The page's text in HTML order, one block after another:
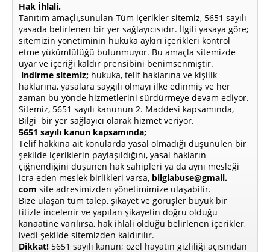
Hak İhlali.
Tanıtım amaçlı,sunulan Tüm içerikler sitemiz, 5651 sayılı
yasada belirlenen bir yer sağlayıcısıdır. İlgili yasaya göre;
sitemizin yönetiminin hukuka aykırı içerikleri kontrol
etme yükümlülüğü bulunmuyor. Bu amaçla sitemizde
uyar ve içeriği kaldır prensibini benimsenmiştir.
indirme sitemiz; hukuka, telif haklarına ve kişilik
haklarına, yasalara saygılı olmayı ilke edinmiş ve her
zaman bu yönde hizmetlerini sürdürmeye devam ediyor.
Sitemiz, 5651 sayılı kanunun 2. Maddesi kapsamında,
Bilgi bir yer sağlayıcı olarak hizmet veriyor.
5651 sayılı kanun kapsamında;
Telif hakkına ait konularda yasal olmadığı düşünülen bir
şekilde içeriklerin paylaşıldığını, yasal hakların
çiğnendiğini düşünen hak sahipleri ya da aynı mesleği
icra eden meslek birlikleri varsa, bilgiabuse@gmail.
com site adresimizden yönetimimize ulaşabilir.
Bize ulaşan tüm talep, şikayet ve görüşler büyük bir
titizle incelenir ve yapılan şikayetin doğru olduğu
kanaatine varılırsa, hak ihlali olduğu belirlenen içerikler,
ivedi şekilde sitemizden kaldırılır.
Dikkat! 5651 sayılı kanun; özel hayatın gizliliği açısından